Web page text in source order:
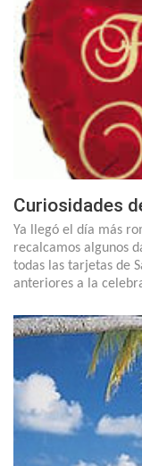
Curiosidades
Ya llegó el día más
recalcamos algunos
todas las tarjetas de
anteriores a la